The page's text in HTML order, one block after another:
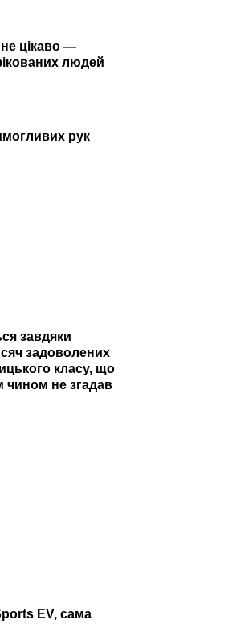
цікаво —
людей
рук
завдяки
задоволених
класу, що
чином не згадав
EV, сама